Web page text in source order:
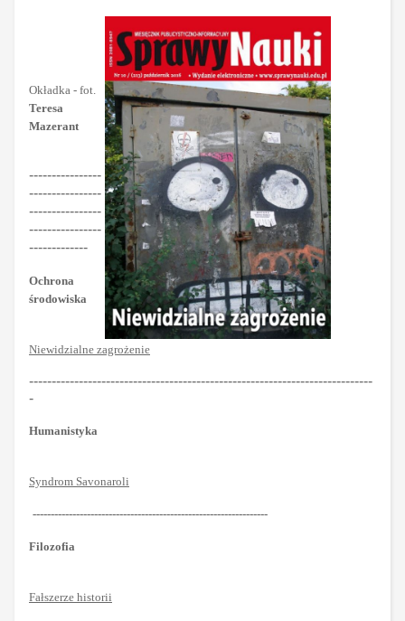
Okładka - fot.
Teresa
Mazerant
----------------
----------------
----------------
----------------
-------------
Ochrona
środowiska
Niewidzialne zagrożenie
----------------------------------------------------------------------------
-
Humanistyka
Syndrom Savonaroli
-----------------------------------------------------------------
Filozofia
Fałszerze historii